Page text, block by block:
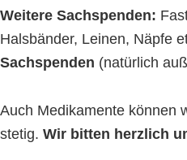
Weitere Sachspenden:
Halsbänder, Leinen, Näpfe
Sachspenden (natürlich
Auch Medikamente können
stetig. Wir bitten herzlich